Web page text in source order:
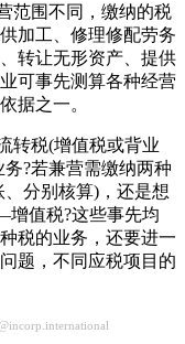
范围不同，缴纳的税
加工、修理修配劳务
转让无形资产、提供
可事先测算各种经营
据之一。
转税(增值税或背业
?若兼营需缴纳两种
分别核算)，还是想
值税?这些事先均
税的业务，还要进一
题，不同应税项目的